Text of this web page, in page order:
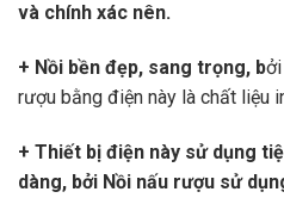
và chính xác nên.
+ Nồi bền đẹp, sang trọng, b
rượu bằng điện này là chất liệu
+ Thiết bị điện này sử dụng
dàng, bởi Nồi nấu rượu sử